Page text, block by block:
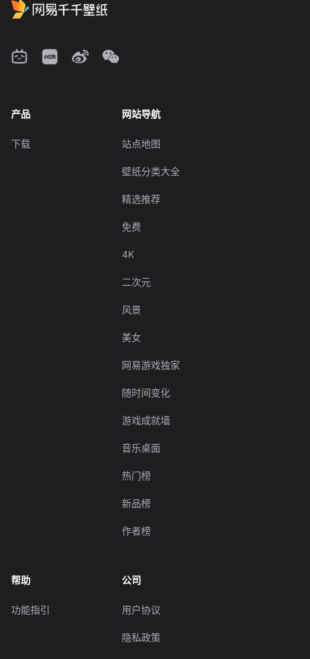
产品
下载
网站导航
站点地图
壁纸分类大全
精选推荐
免费
4K
二次元
风景
美女
网易游戏独家
随时间变化
游戏成就墙
音乐桌面
热门榜
新品榜
作者榜
帮助
功能指引
公司
用户协议
隐私政策